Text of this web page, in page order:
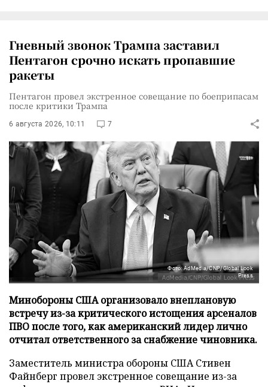
Гневный звонок Трампа заставил
Пентагон срочно искать пропавшие
ракеты
Пентагон провел экстренное совещание по боеприпасам
после критики Трампа
6 августа 2026, 10:11 7
Фото: AdMedia/CNP/Global Look
Press
Минобороны США организовало внеплановую
встречу из-за критического истощения арсеналов
ПВО после того, как американский лидер лично
отчитал ответственного за снабжение чиновника.
Заместитель министра обороны США Стивен
Файнберг провел экстренное совещание из-за